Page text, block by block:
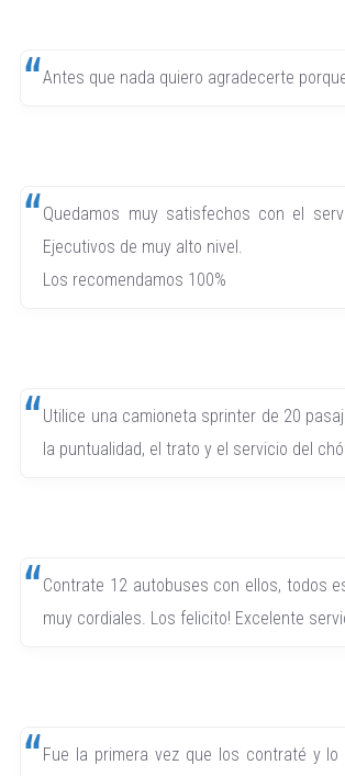
Antes que nada quiero agradecerte
Quedamos muy satisfechos con el
Ejecutivos de muy alto nivel.
Los recomendamos 100%
Utilice una camioneta sprinter de 20
la puntualidad, el trato y el servicio del
Contrate 12 autobuses con ellos, todos
muy cordiales. Los felicito! Excelente
Fue la primera vez que los contraté y